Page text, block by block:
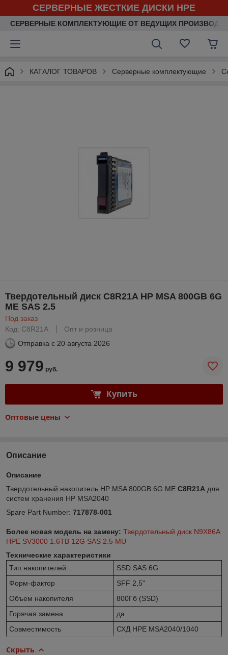
СЕРВЕРНЫЕ ЖЕСТКИЕ ДИСКИ HPE
СЕРВЕРНЫЕ КОМПЛЕКТУЮЩИЕ ОТ ВЕДУЩИХ
КАТАЛОГ ТОВАРОВ Серверные комплектующие
Твердотельный диск C8R21A HP MSA 800GB 6G
ME SAS 2.5
Под заказ
Код: C8R21A
Опт и розница
Отправка с 20 августа 2026
9 979 руб.
Купить
Оптовые цены
Описание
Описание
Твердотельный накопитель HP MSA 800GB 6G ME C8R21A для
систем хранения HP MSA2040
Spare Part Number: 717878-001
Более новая модель на замену: Твердотельный диск N9X86A
HPE SV3000 1.6TB 12G SAS 2.5 MU
Технические характеристики
Тип накопителей
SSD SAS 6G
Форм-фактор
SFF 2,5"
Объем накопителя
800Гб (SSD)
Горячая замена
да
Совместимость
СХД HPE MSA2040/1040
Скрыть